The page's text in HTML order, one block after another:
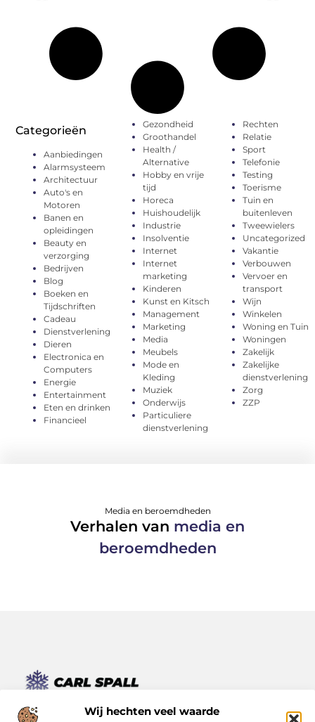
Wij hechten veel waarde
Categorieën
Aanbiedingen
Alarmsysteem
Architectuur
Auto's en
Motoren
Banen en
opleidingen
Beauty en
verzorging
Bedrijven
Blog
Boeken en
Tijdschriften
Cadeau
Dienstverlening
Dieren
Electronica en
Computers
Energie
Entertainment
Eten en drinken
Financieel
Gezondheid
Groothandel
Health /
Alternative
Hobby en vrije
tijd
Horeca
Huishoudelijk
Industrie
Insolventie
Internet
Internet
marketing
Kinderen
Kunst en Kitsch
Management
Marketing
Media
Meubels
Mode en
Kleding
Muziek
Onderwijs
Particuliere
dienstverlening
Rechten
Relatie
Sport
Telefonie
Testing
Toerisme
Tuin en
buitenleven
Tweewielers
Uncategorized
Vakantie
Verbouwen
Vervoer en
transport
Wijn
Winkelen
Woning en Tuin
Woningen
Zakelijk
Zakelijke
dienstverlening
Zorg
ZZP
Media en beroemdheden
Verhalen van media en
beroemdheden
Van kleine momenten tot grote inzichten – lees het hier.